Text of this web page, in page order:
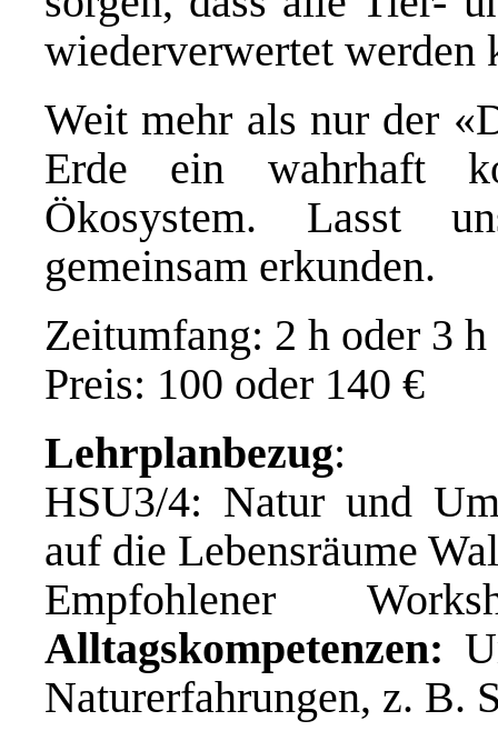
wiederverwertet werden
Weit mehr als nur der
Erde ein wahrhaft
Ökosystem. Lasst
gemeinsam erkunden.
Zeitumfang: 2 h oder 3 h
Preis: 100 oder 140 €
Lehrplanbezug:
HSU3/4: Natur und
auf die Lebensräume
Empfohlener
Alltagskompetenzen:
Naturerfahrungen, z. B.